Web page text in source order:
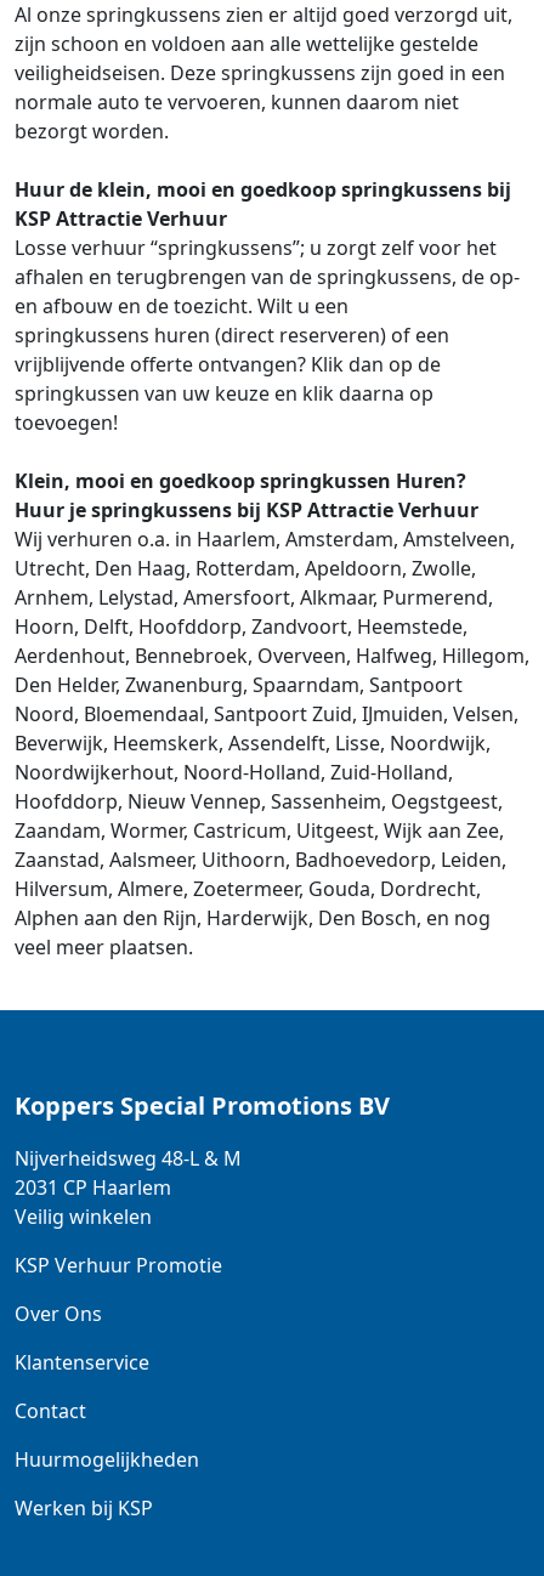
Al onze springkussens zien er altijd goed verzorgd uit,
zijn schoon en voldoen aan alle wettelijke gestelde
veiligheidseisen. Deze springkussens zijn goed in een
normale auto te vervoeren, kunnen daarom niet
bezorgt worden.
Huur de klein, mooi en goedkoop springkussens bij
KSP Attractie Verhuur
Losse verhuur “springkussens”; u zorgt zelf voor het
afhalen en terugbrengen van de springkussens, de op-
en afbouw en de toezicht. Wilt u een
springkussens huren (direct reserveren) of een
vrijblijvende offerte ontvangen? Klik dan op de
springkussen van uw keuze en klik daarna op
toevoegen!
Klein, mooi en goedkoop springkussen Huren?
Huur je springkussens bij KSP Attractie Verhuur
Wij verhuren o.a. in Haarlem, Amsterdam, Amstelveen,
Utrecht, Den Haag, Rotterdam, Apeldoorn, Zwolle,
Arnhem, Lelystad, Amersfoort, Alkmaar, Purmerend,
Hoorn, Delft, Hoofddorp, Zandvoort, Heemstede,
Aerdenhout, Bennebroek, Overveen, Halfweg, Hillegom,
Den Helder, Zwanenburg, Spaarndam, Santpoort
Noord, Bloemendaal, Santpoort Zuid, IJmuiden, Velsen,
Beverwijk, Heemskerk, Assendelft, Lisse, Noordwijk,
Noordwijkerhout, Noord-Holland, Zuid-Holland,
Hoofddorp, Nieuw Vennep, Sassenheim, Oegstgeest,
Zaandam, Wormer, Castricum, Uitgeest, Wijk aan Zee,
Zaanstad, Aalsmeer, Uithoorn, Badhoevedorp, Leiden,
Hilversum, Almere, Zoetermeer, Gouda, Dordrecht,
Alphen aan den Rijn, Harderwijk, Den Bosch, en nog
veel meer plaatsen.
Koppers Special Promotions BV
Nijverheidsweg 48-L & M
2031 CP Haarlem
Veilig winkelen
KSP Verhuur Promotie
Over Ons
Klantenservice
Contact
Huurmogelijkheden
Werken bij KSP